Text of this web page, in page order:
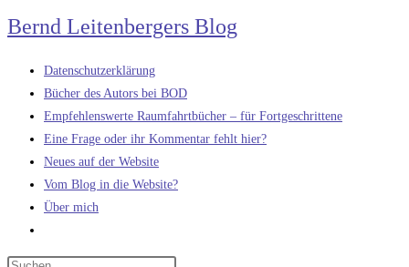
Zum
Inhalt
springen
Bernd Leitenbergers Blog
Datenschutzerklärung
Bücher des Autors bei BOD
Empfehlenswerte Raumfahrtbücher – für Fortgeschrittene
Eine Frage oder ihr Kommentar fehlt hier?
Neues auf der Website
Vom Blog in die Website?
Über mich